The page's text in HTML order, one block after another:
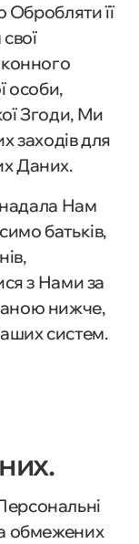
Обробляти її
особи,
Згоди, Ми
заходів для
Даних.
надала Нам
батьків,
з Нами за
нижче,
систем.
обмежених